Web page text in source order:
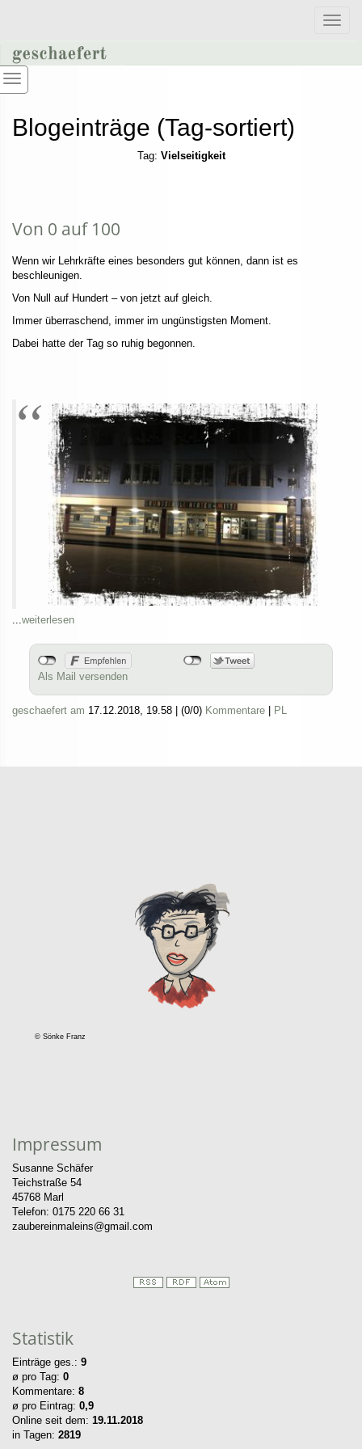
Toggle
Blogeinträge (Tag-sortiert)
Tag: Vielseitigkeit
Von 0 auf 100
Wenn wir Lehrkräfte eines besonders gut können, dann ist es
beschleunigen.
Von Null auf Hundert – von jetzt auf gleich.
Immer überraschend, immer im ungünstigsten Moment.
Dabei hatte der Tag so ruhig begonnen.
weiterlesen
Als Mail versenden
geschaefert am 17.12.2018, 19.58 (0/0) Kommentare PL
© Sönke Franz
Impressum
Susanne Schäfer
Teichstraße 54
45768 Marl
Telefon: 0175 220 66 31
zaubereinmaleins@gmail.com
Statistik
Einträge ges.: 9
ø pro Tag: 0
Kommentare: 8
ø pro Eintrag: 0,9
Online seit dem: 19.11.2018
in Tagen: 2819